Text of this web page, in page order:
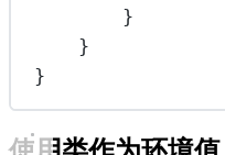
}
}
}